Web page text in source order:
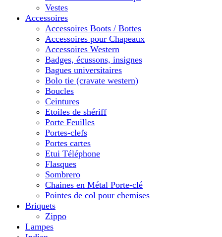
Vestes
Accessoires
Accessoires Boots / Bottes
Accessoires pour Chapeaux
Accessoires Western
Badges, écussons, insignes
Bagues universitaires
Bolo tie (cravate western)
Boucles
Ceintures
Etoiles de shériff
Porte Feuilles
Portes-clefs
Portes cartes
Etui Téléphone
Flasques
Sombrero
Chaines en Métal Porte-clé
Pointes de col pour chemises
Briquets
Zippo
Lampes